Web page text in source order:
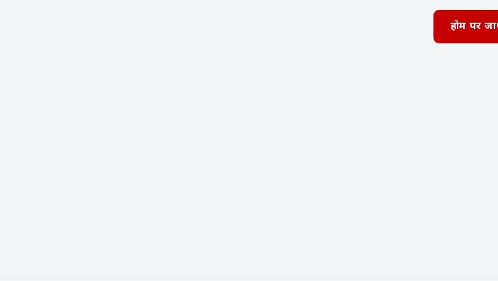
होम पर